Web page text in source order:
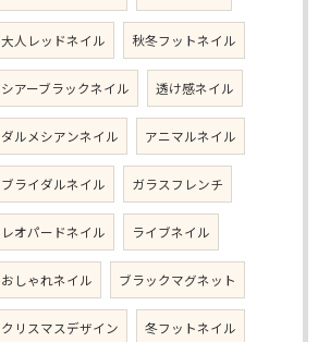
大人レッドネイル 秋冬フットネイル
シアーブラックネイル 透け感ネイル
ダルメシアンネイル アニマルネイル
ブライダルネイル ガラスフレンチ
レオパードネイル ライブネイル
おしゃれネイル ブラックマグネット
クリスマスデザイン 冬フットネイル